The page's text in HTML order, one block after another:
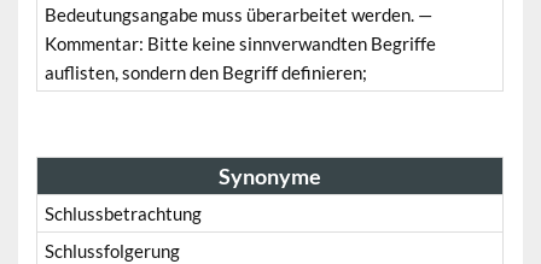
Bedeutungsangabe muss überarbeitet werden. —
Kommentar: Bitte keine sinnverwandten Begriffe
auflisten, sondern den Begriff definieren;
Synonyme
Schlussbetrachtung
Schlussfolgerung